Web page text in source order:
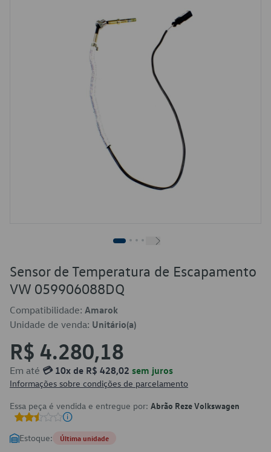
Sensor de Temperatura de Escapamento
VW 059906088DQ
Compatibilidade: Amarok
Unidade de venda: Unitário(a)
R$ 4.280,18
Em até 💳 10x de R$ 428,02 sem juros
Informações sobre condições de parcelamento
Essa peça é vendida e entregue por: Abrão Reze Volkswagen
Estoque: Última unidade